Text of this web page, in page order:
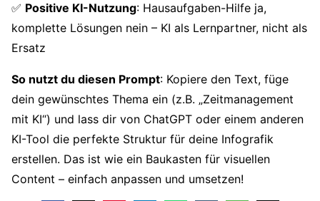
✅ Positive KI-Nutzung: Hausaufgaben-Hilfe ja,
komplette Lösungen nein – KI als Lernpartner, nicht als
Ersatz
So nutzt du diesen Prompt: Kopiere den Text, füge
dein gewünschtes Thema ein (z.B. „Zeitmanagement
mit KI“) und lass dir von ChatGPT oder einem anderen
KI-Tool die perfekte Struktur für deine Infografik
erstellen. Das ist wie ein Baukasten für visuellen
Content – einfach anpassen und umsetzen!